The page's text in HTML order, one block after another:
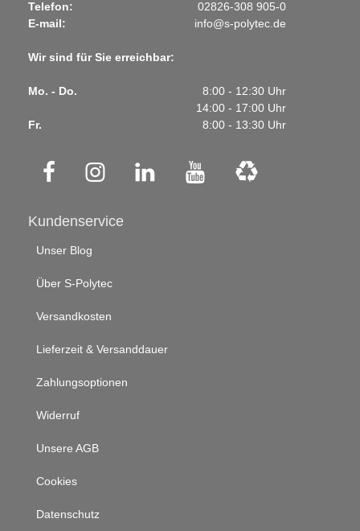
Telefon:
02826-308 905-0
E-mail:
info@s-polytec.de
Wir sind für Sie erreichbar:
Mo. - Do.
8:00 - 12:30 Uhr
14:00 - 17:00 Uhr
Fr.
8:00 - 13:30 Uhr
Kundenservice
Unser Blog
Über S-Polytec
Versandkosten
Lieferzeit & Versanddauer
Zahlungsoptionen
Widerruf
Unsere AGB
Cookies
Datenschutz